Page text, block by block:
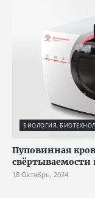
БИОЛОГИЯ,
Пуповинная
18 Октябрь, 2024